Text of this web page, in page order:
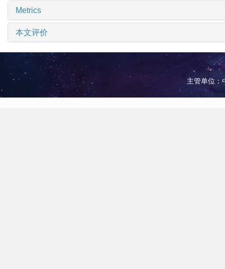
Metrics
本文评价
主管单位：